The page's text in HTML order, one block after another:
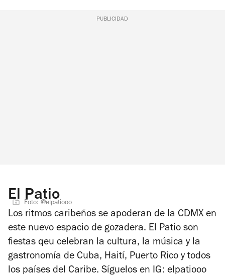
PUBLICIDAD
El Patio
Foto: @elpatiooo
Los ritmos caribeños se apoderan de la CDMX en
este nuevo espacio de gozadera. El Patio son
fiestas qeu celebran la cultura, la música y la
gastronomía de Cuba, Haití, Puerto Rico y todos
los países del Caribe. Síguelos en IG: elpatiooo